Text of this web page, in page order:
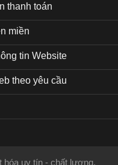
thanh toán
miền
tin Website
theo yêu cầu
hóa uy tín - chất lượng.